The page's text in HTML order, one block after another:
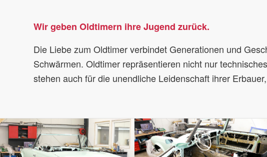
Wir geben Oldtimern ihre Jugend zurück.
Die Liebe zum Oldtimer verbindet Generationen und
Schwärmen. Oldtimer repräsentieren nicht nur
stehen auch für die unendliche Leidenschaft ihrer